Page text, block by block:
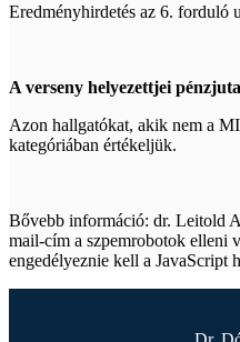
Eredményhirdetés az 6. forduló
A verseny helyezettjei
Azon hallgatókat, akik nem a
kategóriában értékeljük.
Bővebb információ: dr. Leitold
mail-cím a szpemrobotok elleni
engedélyeznie kell a JavaScript